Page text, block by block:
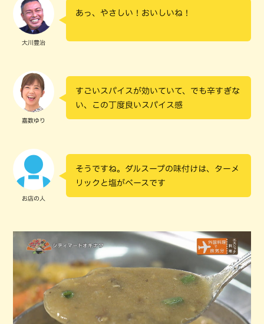
大川豊治
あっ、やさしい！おいしいね！
嘉数ゆり
すごいスパイスが効いていて、でも辛すぎな
い、この丁度良いスパイス感
お店の人
そうですね。ダルスープの味付けは、ターメ
リックと塩がベースです